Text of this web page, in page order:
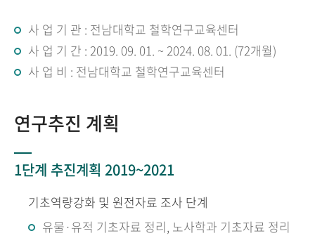
사 업 기 관 : 전남대학교 철학연구교육센터
사 업 기 간 : 2019. 09. 01. ~ 2024. 08. 01. (72개월)
사 업 비 : 전남대학교 철학연구교육센터
연구추진 계획
1단계 추진계획 2019~2021
기초역량강화 및 원전자료 조사 단계
유물·유적 기초자료 정리, 노사학과 기초자료 정리